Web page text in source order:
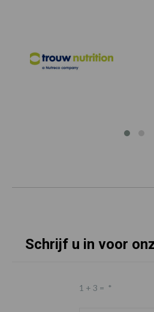
Schrijf u in voor
1 + 3 = *